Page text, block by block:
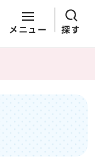
メニュー 探す